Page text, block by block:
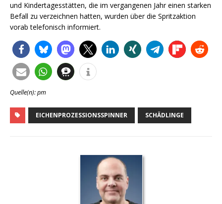
und Kindertagesstätten, die im vergangenen Jahr einen starken
Befall zu verzeichnen hatten, wurden über die Spritzaktion
vorab telefonisch informiert.
Quelle(n): pm
EICHENPROZESSIONSSPINNER SCHÄDLINGE